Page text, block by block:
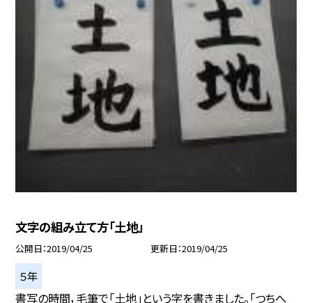
文字の組み立て方「土地」
公開日 2019/04/25 更新日 2019/04/25
５年
書写の時間，毛筆で「土地」という字を書きました。「つちへ